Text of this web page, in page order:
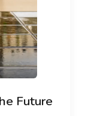
Future